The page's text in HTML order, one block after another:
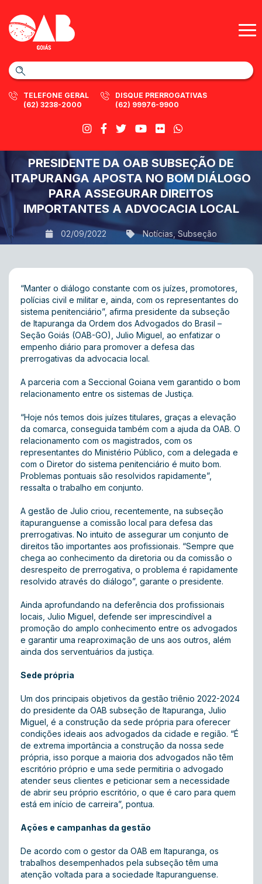
TELEFONE GERAL
(62) 3238-2000
DISQUE PRERROGATIVAS
(62) 99976-9900
PRESIDENTE DA OAB SUBSEÇÃO DE
ITAPURANGA APOSTA NO BOM DIÁLOGO
PARA ASSEGURAR DIREITOS
IMPORTANTES A ADVOCACIA LOCAL
02/09/2022 Notícias Subseção
“Manter o diálogo constante com os juízes, promotores,
polícias civil e militar e, ainda, com os representantes do
sistema penitenciário”, afirma presidente da subseção
de Itapuranga da Ordem dos Advogados do Brasil –
Seção Goiás (OAB-GO), Julio Miguel, ao enfatizar o
empenho diário para promover a defesa das
prerrogativas da advocacia local.
A parceria com a Seccional Goiana vem garantido o bom
relacionamento entre os sistemas de Justiça.
“Hoje nós temos dois juízes titulares, graças a elevação
da comarca, conseguida também com a ajuda da OAB. O
relacionamento com os magistrados, com os
representantes do Ministério Público, com a delegada e
com o Diretor do sistema penitenciário é muito bom.
Problemas pontuais são resolvidos rapidamente”,
ressalta o trabalho em conjunto.
A gestão de Julio criou, recentemente, na subseção
itapuranguense a comissão local para defesa das
prerrogativas. No intuito de assegurar um conjunto de
direitos tão importantes aos profissionais. “Sempre que
chega ao conhecimento da diretoria ou da comissão o
desrespeito de prerrogativa, o problema é rapidamente
resolvido através do diálogo”, garante o presidente.
Ainda aprofundando na deferência dos profissionais
locais, Julio Miguel, defende ser imprescindível a
promoção do amplo conhecimento entre os advogados
e garantir uma reaproximação de uns aos outros, além
ainda dos serventuários da justiça.
Sede própria
Um dos principais objetivos da gestão triênio 2022-2024
do presidente da OAB subseção de Itapuranga, Julio
Miguel, é a construção da sede própria para oferecer
condições ideais aos advogados da cidade e região. “É
de extrema importância a construção da nossa sede
própria, isso porque a maioria dos advogados não têm
escritório próprio e uma sede permitiria o advogado
atender seus clientes e peticionar sem a necessidade
de abrir seu próprio escritório, o que é caro para quem
está em início de carreira”, pontua.
Ações e campanhas da gestão
De acordo com o gestor da OAB em Itapuranga, os
trabalhos desempenhados pela subseção têm uma
atenção voltada para a sociedade Itapuranguense.